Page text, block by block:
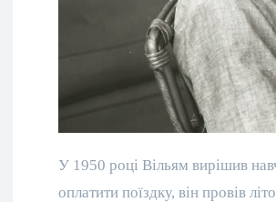
У 1950 році Вільям вирішив
оплатити поїздку, він провів